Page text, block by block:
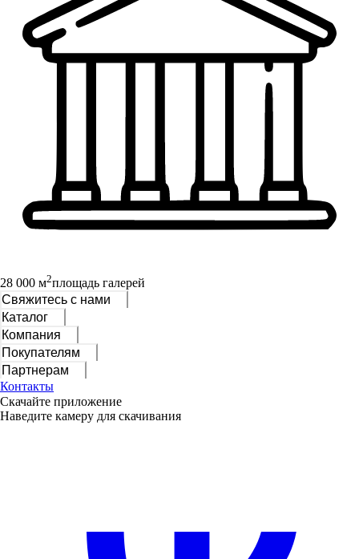
28 000 м2площадь галерей
Свяжитесь с нами
Каталог
Компания
Покупателям
Партнерам
Контакты
Скачайте приложение
Наведите камеру для скачивания